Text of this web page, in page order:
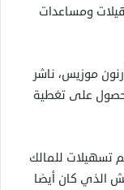
ومساعدات
مع أرنون موزيس، ناشر
على تغطية
بتقديم تسهيلات للمالك
الذي كان أيضا